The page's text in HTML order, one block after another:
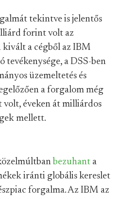
tekintve is jelentős
forint volt az
kivált a cégből az IBM
a DSS-ben
üzemeltetés és
a forgalom még
éveken át milliárdos
mellett.
bezuhant a
iránti globális kereslet
forgalma. Az IBM az